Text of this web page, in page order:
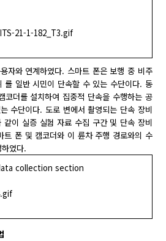
자와 연계하였다. 스마트 폰은 보행 중 비주
를 일반 시민이 단속할 수 있는 수단이다. 동
코더를 설치하여 집중적 단속을 수행하는 공
수단이다. 도로 변에서 촬영되는 단속 장비
같이 실증 실험 자료 수집 구간 및 단속 장비
트 폰 및 캠코더와 이 륜차 주행 경로와의 수
였다.
collection section